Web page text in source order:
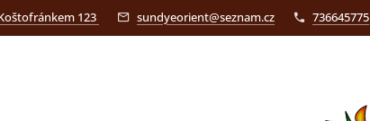
123 sundyeorient@seznam.cz 736645775